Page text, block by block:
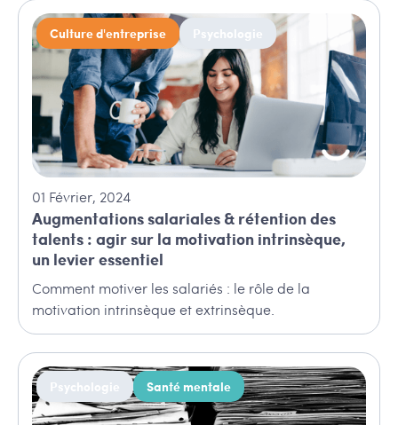
01 Février, 2024
Augmentations salariales & rétention des
talents : agir sur la motivation intrinsèque,
un levier essentiel
Comment motiver les salariés : le rôle de la
motivation intrinsèque et extrinsèque.
Culture d'entreprise Psychologie
Psychologie Santé mentale